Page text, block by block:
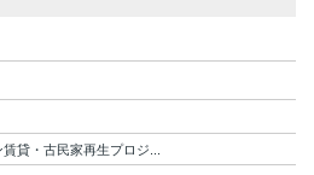
貸・古民家再生プロジ...